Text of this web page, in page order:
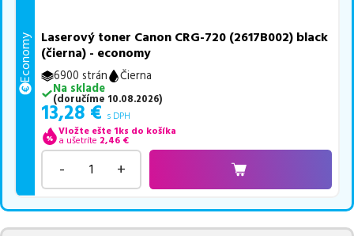
Economy
Laserový toner Canon CRG-720 (2617B002) black
(čierna) - economy
6900 strán
Čierna
Na sklade
(doručíme 10.08.2026)
13,28 € s DPH
Vložte ešte 1ks do košíka
a ušetríte 2,46 €
- +